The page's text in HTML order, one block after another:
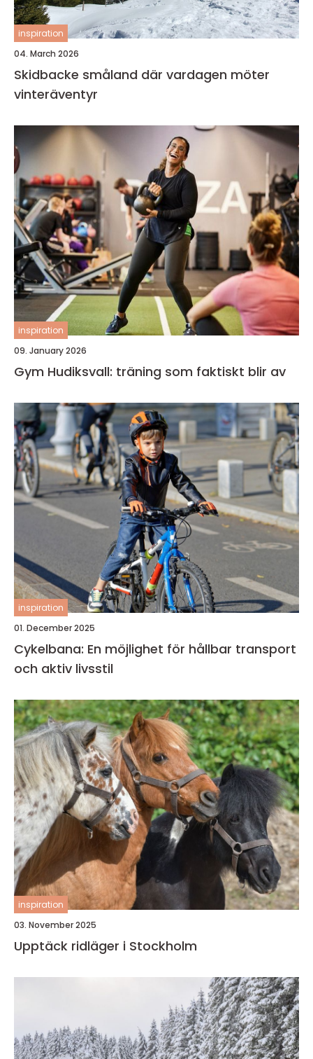
inspiration
04. March 2026
Skidbacke småland där vardagen möter
vinteräventyr
inspiration
09. January 2026
Gym Hudiksvall: träning som faktiskt blir av
inspiration
01. December 2025
Cykelbana: En möjlighet för hållbar transport
och aktiv livsstil
inspiration
03. November 2025
Upptäck ridläger i Stockholm